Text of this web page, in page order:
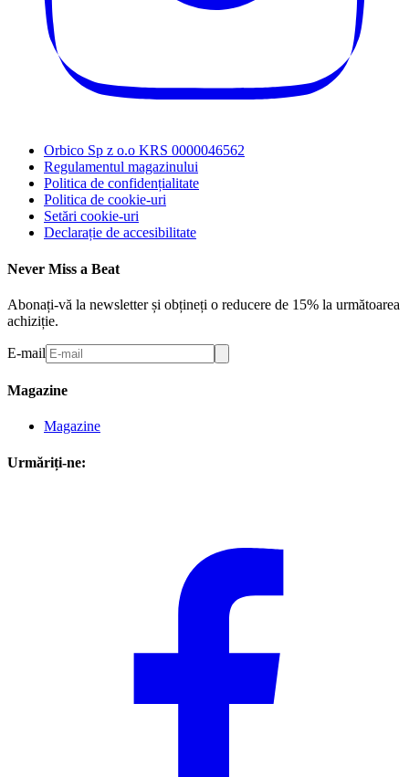
Orbico Sp z o.o KRS 0000046562
Regulamentul magazinului
Politica de confidențialitate
Politica de cookie-uri
Setări cookie-uri
Declarație de accesibilitate
Never Miss a Beat
Abonați-vă la newsletter și obțineți o reducere de 15% la următoarea
achiziție.
E-mail
Magazine
Magazine
Urmăriți-ne: